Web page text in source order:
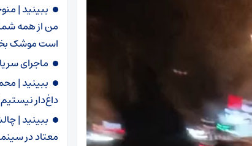
ببینید |
من از همه
است موشک
ماجرای
ببینید |
داغ‌دار
ببینید |
معتاد در